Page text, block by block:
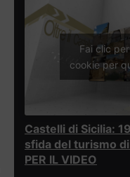
Fai clic
cookie per
Castelli di Sicilia:
sfida del turismo
PER IL VIDEO